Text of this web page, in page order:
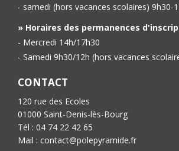
- samedi (hors vacances scolaires) 9h30-
» Horaires des permanences
- Mercredi 14h/17h30
- Samedi 9h30/12h (hors vacances
CONTACT
120 rue des Ecoles
01000 Saint-Denis-lès-Bourg
Tél : 04 74 22 42 65
Mail : contact@polepyramide.fr